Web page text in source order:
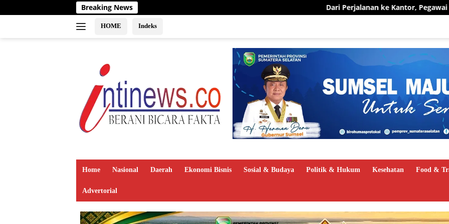
ke
Breaking News Dari Perjalanan ke Kantor, Pegawai PLN UID S2JB
HOME Indeks
Home Nasional Daerah Ekonomi Bisnis Sosial & Budaya Politik & Hukum Kesehatan Food &
Advertorial